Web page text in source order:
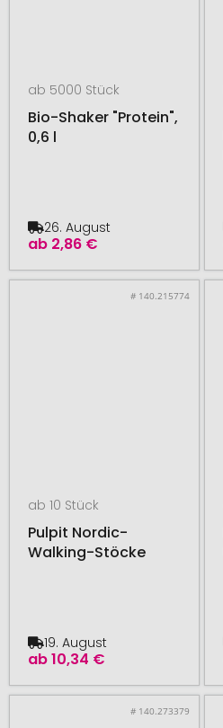
ab 5000 Stück
Bio-Shaker "Protein",
0,6 l
ab 2,86 €
26. August
# 140.215774
ab 10 Stück
Pulpit Nordic-
Walking-Stöcke
ab10,34 €
19. August
# 140.273379